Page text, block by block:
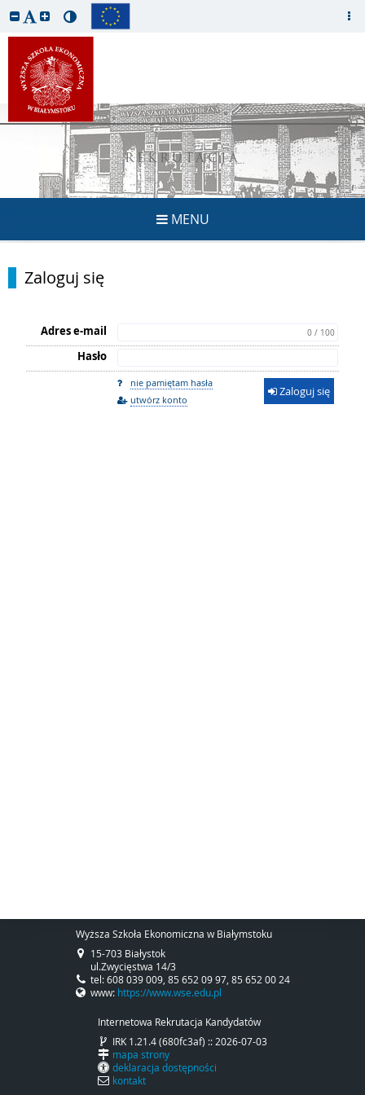
REKRUTACJA
MENU
Zaloguj się
Adres e-mail 0 / 100
Hasło
nie pamiętam hasła
utwórz konto
Zaloguj się
Wyższa Szkoła Ekonomiczna w Białymstoku
15-703 Białystok
ul.Zwycięstwa 14/3
tel: 608 039 009, 85 652 09 97, 85 652 00 24
www: https://www.wse.edu.pl
Internetowa Rekrutacja Kandydatów
IRK 1.21.4 (680fc3af) :: 2026-07-03
mapa strony
deklaracja dostępności
kontakt